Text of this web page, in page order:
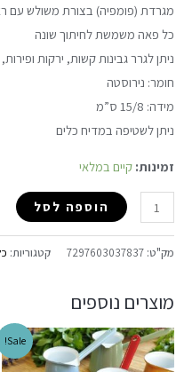
מגרדת (פומפיה) בצורת משולש עם
כל פאה משמשת לחיתוך שונה
ניתן לגרר גבינות קשות, ירקות ופירות,
חומר: נירוסטה
מידה: 15/8 ס”מ
ניתן לשטיפה במדיח כלים
זמינות: קיים במלאי
הוספה לסל
מק"ט: 7297603037837 קטגוריות:
מוצרים נוספים
Sale!